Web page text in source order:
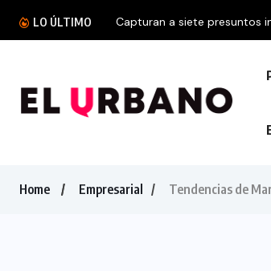
LO ÚLTIMO Capturan a siete presuntos
Home Empresarial Tendencias de